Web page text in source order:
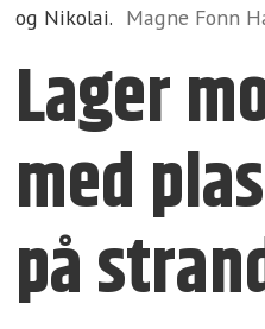
og Nikolai. Magne Fonn
Lager
med
på